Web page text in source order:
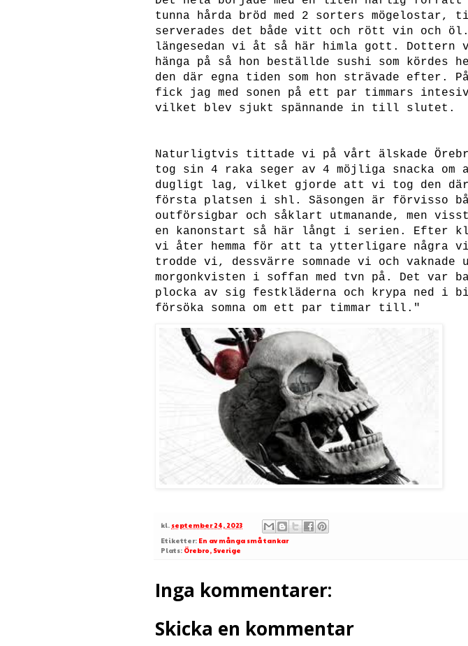
tunna hårda bröd med 2 sorters
serverades det både vitt och rött vin och
längesedan vi åt så här himla gott.
hänga på så hon beställde sushi som kördes
den där egna tiden som hon strävade efter.
fick jag med sonen på ett par timmars
vilket blev sjukt spännande in till slutet.
Naturligtvis tittade vi på vårt älskade Örebro
tog sin 4 raka seger av 4 möjliga snacka
dugligt lag, vilket gjorde att vi tog den
första platsen i shl. Säsongen är förvisso
outförsigbar och såklart utmanande, men
en kanonstart så här långt i serien. Efter
vi åter hemma för att ta ytterligare några
trodde vi, dessvärre somnade vi och vaknade
morgonkvisten i soffan med tvn på. Det
plocka av sig festkläderna och krypa ned i
försöka somna om ett par timmar till."
kl. september 24, 2023
Etiketter: En av många små tankar
Plats: Örebro, Sverige
Inga kommentarer:
Skicka en kommentar